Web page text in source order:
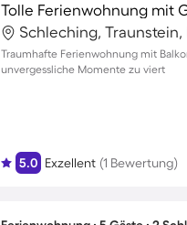
Tolle Ferienwohnung mit
Schleching,
Traumhafte Ferienwohnung mit
unvergessliche Momente zu viert
5.0 Exzellent (1 Bewertung)